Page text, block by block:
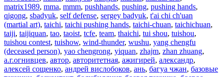
matrix1989, mma, mmm, pushhands, pushing, pushing hands,
qigong, sbadyuk, self defense, sergey badyuk, t'ai chi ch'uan
(martial art), taichi, taichi pushing hands, taichi-chuan, taichichuan,
taiji, taijiquan, tao, taoist, tcfe, team, thaichi, tui shou, tuishou,
tuishou contest, tuishow, wind-thunder, wushu, yang chengfu
(deceased person), yao chengrong, yiquan, zhajm, zhan zhuang,
а.г.огнивцев, автор, авторитетная, ажигирей, александр,
алексей сощенко, андрей вислобоков, ань, багуа чжан, базовые